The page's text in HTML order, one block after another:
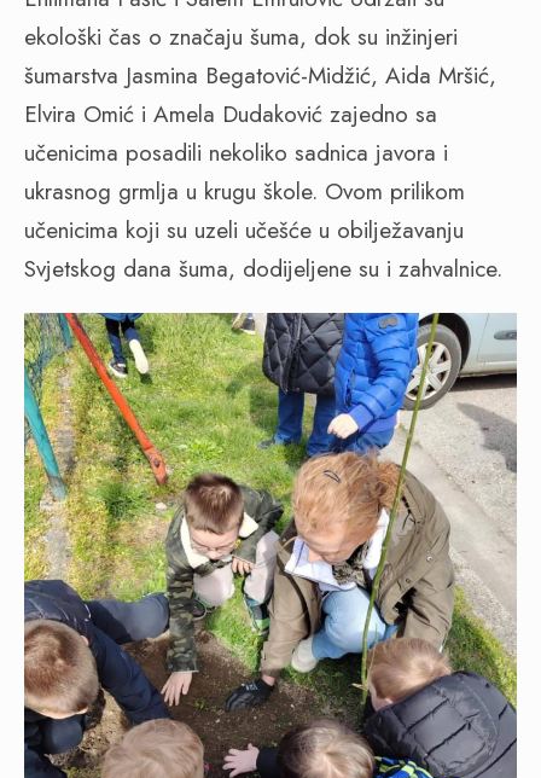
ekološki čas o značaju šuma, dok su inžinjeri
šumarstva Jasmina Begatović-Midžić, Aida Mršić,
Elvira Omić i Amela Dudaković zajedno sa
učenicima posadili nekoliko sadnica javora i
ukrasnog grmlja u krugu škole. Ovom prilikom
učenicima koji su uzeli učešće u obilježavanju
Svjetskog dana šuma, dodijeljene su i zahvalnice.